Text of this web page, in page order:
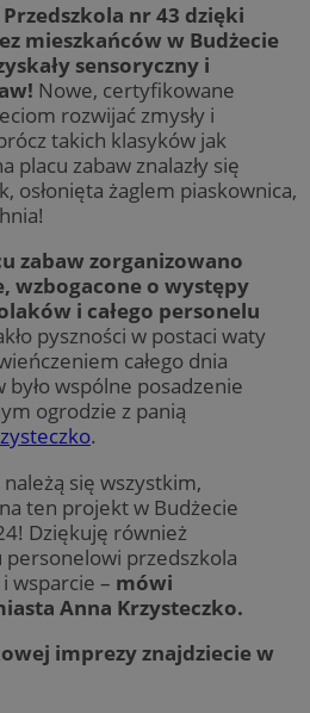
nr 43 dzięki
mieszkańców w Budżecie
sensoryczny i
Nowe, certyfikowane
rozwijać zmysły i
takich klasyków jak
placu zabaw znalazły się
osłonięta żaglem piaskownica,
zabaw zorganizowano
wzbogacone o występy
i całego personelu
pyszności w postaci waty
całego dnia
było wspólne posadzenie
ogrodzie z panią
.
się wszystkim,
ten projekt w Budżecie
Dziękuję również
personelowi przedszkola
wsparcie – mówi
Anna Krzysteczko.
imprezy znajdziecie w